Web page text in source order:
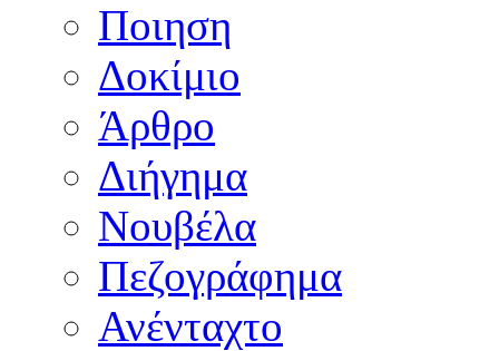
Ποιηση
Δοκίμιο
Άρθρο
Διήγημα
Νουβέλα
Πεζογράφημα
Ανένταχτο